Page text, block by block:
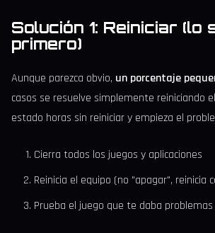
Solución 1: Reiniciar (lo
primero)
Aunque parezca obvio, un porcentaje
casos se resuelve simplemente reiniciando
estado horas sin reiniciar y empieza el
Cierra todos los juegos y aplicaciones
Reinicia el equipo (no "apagar", reinicia
Prueba el juego que te daba problemas